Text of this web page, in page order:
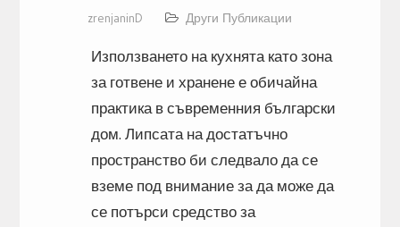
zrenjaninD
Други Публикации
Използването на кухнята като зона
за готвене и хранене е обичайна
практика в съвременния български
дом. Липсата на достатъчно
пространство би следвало да се
вземе под внимание за да може да
се потърси средство за